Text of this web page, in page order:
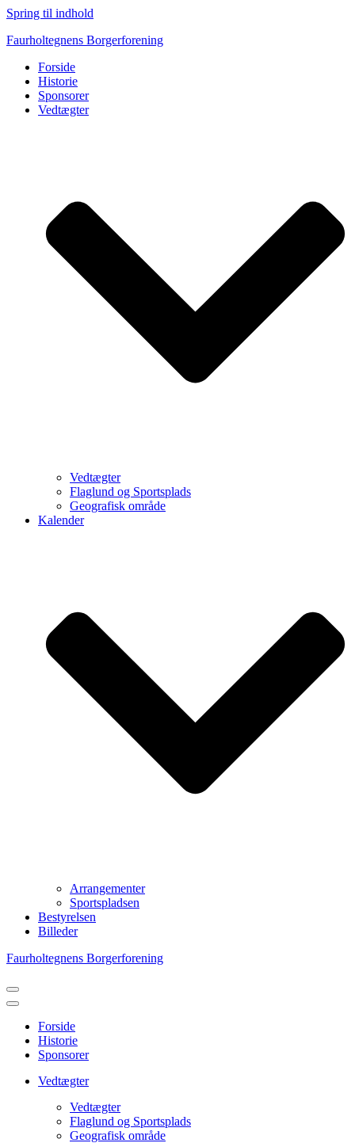
Spring til indhold
Faurholtegnens Borgerforening
Forside
Historie
Sponsorer
Vedtægter
Vedtægter
Flaglund og Sportsplads
Geografisk område
Kalender
Arrangementer
Sportspladsen
Bestyrelsen
Billeder
Faurholtegnens Borgerforening
Navigation
menu
Navigation
Forside
Historie
Sponsorer
Vedtægter
Vedtægter
Flaglund og Sportsplads
Geografisk område